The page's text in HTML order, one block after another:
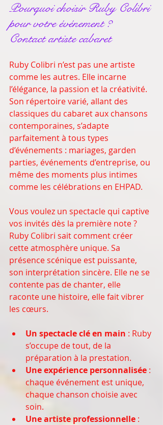
Pourquoi choisir Ruby Colibri
pour votre événement ?
Contact artiste cabaret
Ruby Colibri n’est pas une artiste
comme les autres. Elle incarne
l’élégance, la passion et la créativité.
Son répertoire varié, allant des
classiques du cabaret aux chansons
contemporaines, s’adapte
parfaitement à tous types
d’événements : mariages, garden
parties, événements d’entreprise, ou
même des moments plus intimes
comme les célébrations en EHPAD.
Vous voulez un spectacle qui captive
vos invités dès la première note ?
Ruby Colibri sait comment créer
cette atmosphère unique. Sa
présence scénique est puissante,
son interprétation sincère. Elle ne se
contente pas de chanter, elle
raconte une histoire, elle fait vibrer
les cœurs.
Un spectacle clé en main : Ruby
s’occupe de tout, de la
préparation à la prestation.
Une expérience personnalisée :
chaque événement est unique,
chaque chanson choisie avec
soin.
Une artiste professionnelle :